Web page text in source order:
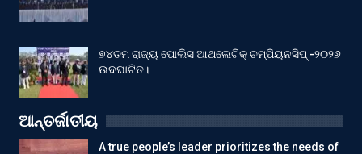
୭୪ତମ ରାଜ୍ୟ ପୋଲିସ ଆଥଲେଟିକ୍ ଚମ୍ପିୟନସିପ୍ -୨୦୨୬
ଉଦଘାଟିତ।
ଆନ୍ତର୍ଜାତୀୟ
A true people’s leader prioritizes the needs of